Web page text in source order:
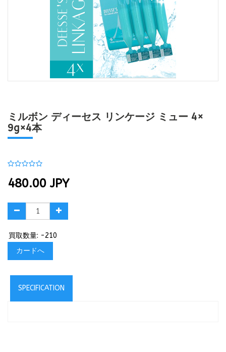
ミルボン ディーセス リンケージ ミュー 4×
9g×4本
480.00 JPY
買取数量: -210
カードへ
SPECIFICATION